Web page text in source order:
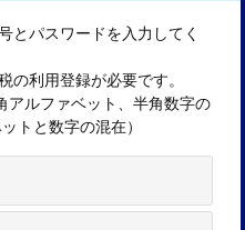
とパスワードを入力してく
の利用登録が必要です。
ルファベット、半角数字の
トと数字の混在）